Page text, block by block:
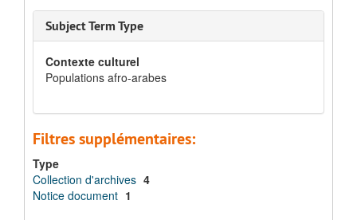
Subject Term Type
Contexte culturel
Populations afro-arabes
Filtres supplémentaires:
Type
Collection d'archives 4
Notice document 1